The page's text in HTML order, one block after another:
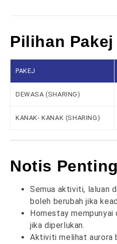
Pilihan Pakej
PAKEJ
DEWASA (SHARING)
KANAK- KANAK (SHARING)
Notis Penting
Semua aktiviti, laluan
boleh berubah jika
Homestay mempunyai
jika diperlukan.
Aktiviti melihat aurora